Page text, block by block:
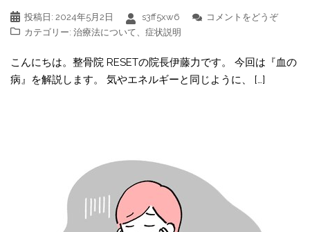
投稿日: 2024年5月2日 s3ff5xw6
コメントをどうぞ
カテゴリー: 治療法について 症状説明
こんにちは。整骨院 RESETの院長伊藤力です。 今回は『血の
病』を解説します。 気やエネルギーと同じように、 […]